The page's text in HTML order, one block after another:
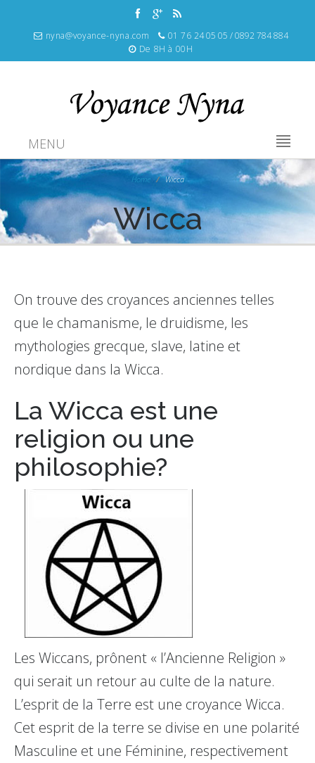
nyna@voyance-nyna.com
01 76 24 05 05 / 0892 784 884
De 8H à 00H
MENU
Home Wicca
Wicca
On trouve des croyances anciennes telles
que le chamanisme, le druidisme, les
mythologies grecque, slave, latine et
nordique dans la Wicca.
La Wicca est une
religion ou une
philosophie?
Les Wiccans, prônent « l’Ancienne Religion »
qui serait un retour au culte de la nature.
L’esprit de la Terre est une croyance Wicca.
Cet esprit de la terre se divise en une polarité
Masculine et une Féminine, respectivement